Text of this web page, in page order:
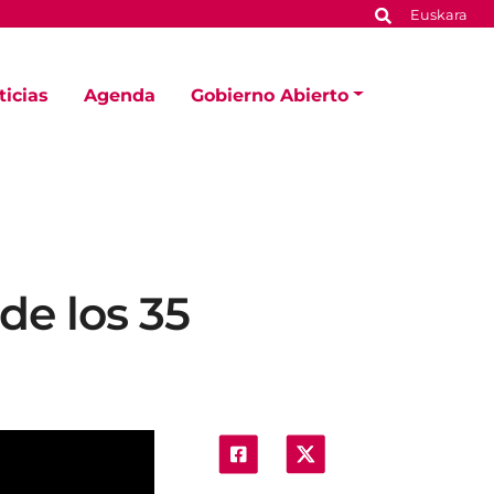
Euskara
Agenda Gobierno Abierto
los 35